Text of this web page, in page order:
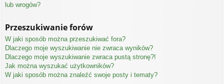
lub wrogów?
Przeszukiwanie forów
W jaki sposób można przeszukiwać fora?
Dlaczego moje wyszukiwanie nie zwraca wyników?
Dlaczego moje wyszukiwanie zwraca pustą stronę?!
Jak można wyszukać użytkowników?
W jaki sposób można znaleźć swoje posty i tematy?